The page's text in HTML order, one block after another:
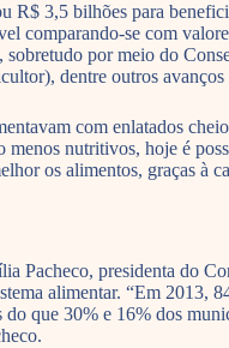
R$ 3,5 bilhões para
comparando-se com
sobretudo por meio do
dentre outros
com enlatados
menos nutritivos, hoje é
os alimentos, graças à
Pacheco, presidenta do
alimentar. “Em 2013,
que 30% e 16% dos